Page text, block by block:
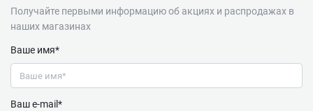
Получайте первыми информацию об акциях и распродажах в
наших магазинах
Ваше имя*
Ваш e-mail*